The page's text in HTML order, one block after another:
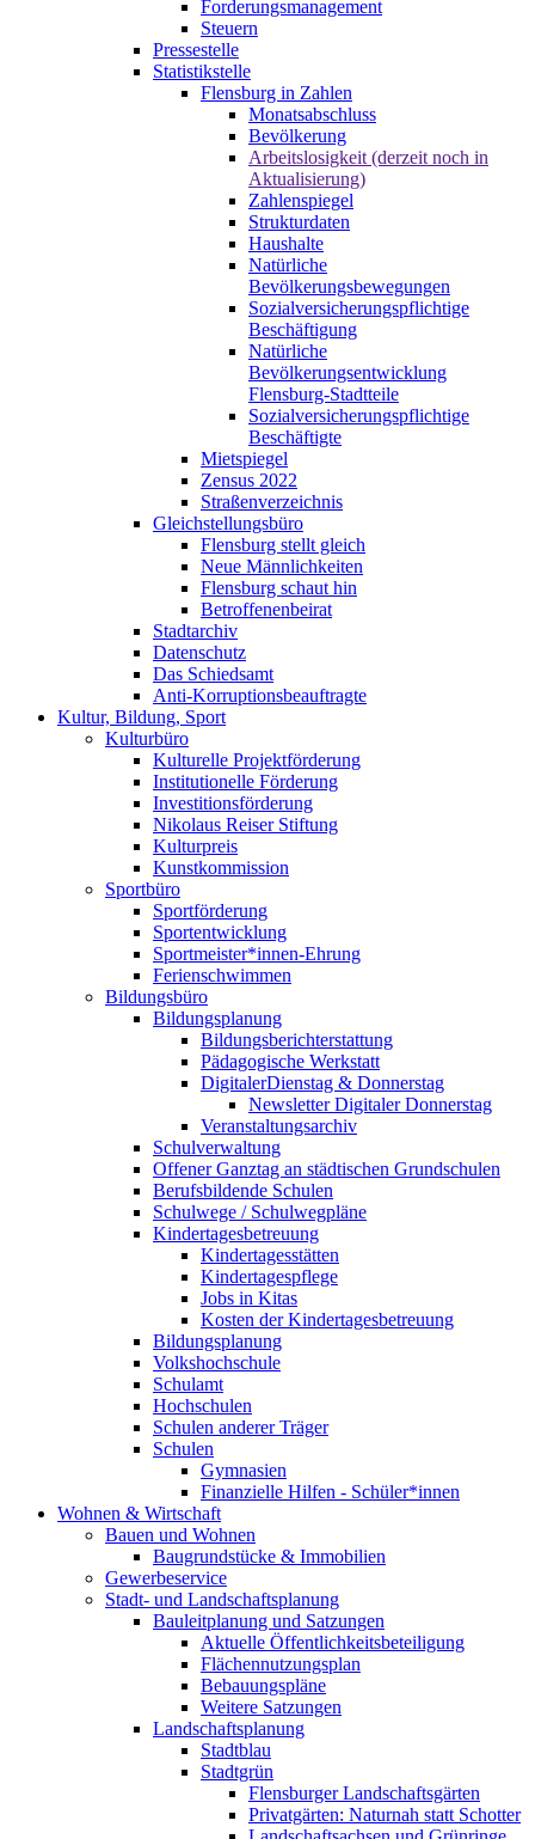
Forderungsmanagement
Steuern
Pressestelle
Statistikstelle
Flensburg in Zahlen
Monatsabschluss
Bevölkerung
Arbeitslosigkeit (derzeit noch in
Aktualisierung)
Zahlenspiegel
Strukturdaten
Haushalte
Natürliche
Bevölkerungsbewegungen
Sozialversicherungspflichtige
Beschäftigung
Natürliche
Bevölkerungsentwicklung
Flensburg-Stadtteile
Sozialversicherungspflichtige
Beschäftigte
Mietspiegel
Zensus 2022
Straßenverzeichnis
Gleichstellungsbüro
Flensburg stellt gleich
Neue Männlichkeiten
Flensburg schaut hin
Betroffenenbeirat
Stadtarchiv
Datenschutz
Das Schiedsamt
Anti-Korruptionsbeauftragte
Kultur, Bildung, Sport
Kulturbüro
Kulturelle Projektförderung
Institutionelle Förderung
Investitionsförderung
Nikolaus Reiser Stiftung
Kulturpreis
Kunstkommission
Sportbüro
Sportförderung
Sportentwicklung
Sportmeister*innen-Ehrung
Ferienschwimmen
Bildungsbüro
Bildungsplanung
Bildungsberichterstattung
Pädagogische Werkstatt
DigitalerDienstag & Donnerstag
Newsletter Digitaler Donnerstag
Veranstaltungsarchiv
Schulverwaltung
Offener Ganztag an städtischen Grundschulen
Berufsbildende Schulen
Schulwege / Schulwegpläne
Kindertagesbetreuung
Kindertagesstätten
Kindertagespflege
Jobs in Kitas
Kosten der Kindertagesbetreuung
Bildungsplanung
Volkshochschule
Schulamt
Hochschulen
Schulen anderer Träger
Schulen
Gymnasien
Finanzielle Hilfen - Schüler*innen
Wohnen & Wirtschaft
Bauen und Wohnen
Baugrundstücke & Immobilien
Gewerbeservice
Stadt- und Landschaftsplanung
Bauleitplanung und Satzungen
Aktuelle Öffentlichkeitsbeteiligung
Flächennutzungsplan
Bebauungspläne
Weitere Satzungen
Landschaftsplanung
Stadtblau
Stadtgrün
Flensburger Landschaftsgärten
Privatgärten: Naturnah statt Schotter